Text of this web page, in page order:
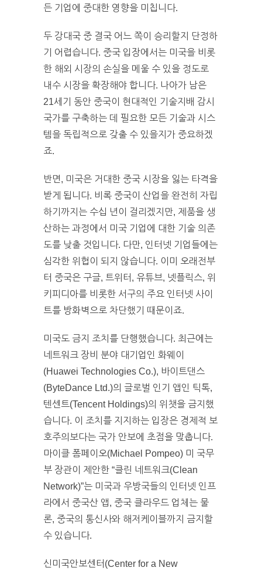
든 기업에 중대한 영향을 미칩니다.
두 강대국 중 결국 어느 쪽이 승리할지 단정하
기 어렵습니다. 중국 입장에서는 미국을 비롯
한 해외 시장의 손실을 메울 수 있을 정도로
내수 시장을 확장해야 합니다. 나아가 남은
21세기 동안 중국이 현대적인 기술지배 감시
국가를 구축하는 데 필요한 모든 기술과 시스
템을 독립적으로 갖출 수 있을지가 중요하겠
죠.
반면, 미국은 거대한 중국 시장을 잃는 타격을
받게 됩니다. 비록 중국이 산업을 완전히 자립
하기까지는 수십 년이 걸리겠지만, 제품을 생
산하는 과정에서 미국 기업에 대한 기술 의존
도를 낮출 것입니다. 다만, 인터넷 기업들에는
심각한 위협이 되지 않습니다. 이미 오래전부
터 중국은 구글, 트위터, 유튜브, 넷플릭스, 위
키피디아를 비롯한 서구의 주요 인터넷 사이
트를 방화벽으로 차단했기 때문이죠.
미국도 금지 조치를 단행했습니다. 최근에는
네트워크 장비 분야 대기업인 화웨이
(Huawei Technologies Co.), 바이트댄스
(ByteDance Ltd.)의 글로벌 인기 앱인 틱톡,
텐센트(Tencent Holdings)의 위챗을 금지했
습니다. 이 조치를 지지하는 입장은 경제적 보
호주의보다는 국가 안보에 초점을 맞춥니다.
마이클 폼페이오(Michael Pompeo) 미 국무
부 장관이 제안한 “클린 네트워크(Clean
Network)”는 미국과 우방국들의 인터넷 인프
라에서 중국산 앱, 중국 클라우드 업체는 물
론, 중국의 통신사와 해저케이블까지 금지할
수 있습니다.
신미국안보센터(Center for a New